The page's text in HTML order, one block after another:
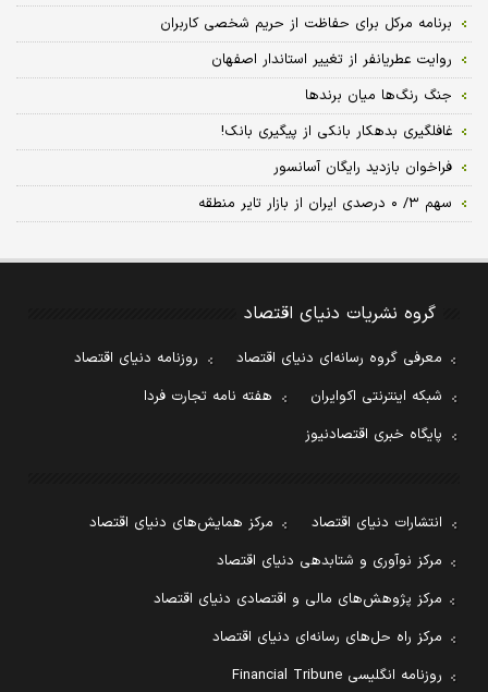
برنامه مرکل برای حفاظت از حریم شخصی کاربران
روایت عطریانفر از تغییر استاندار اصفهان
جنگ رنگ‌ها میان برندها
غافلگیری بدهکار بانکی از پیگیری بانک!
فراخوان بازدید رایگان آسانسور
سهم ۳/ ۰ درصدی ایران از بازار تایر منطقه
گروه نشریات دنیای اقتصاد
معرفی گروه رسانه‌ای دنیای اقتصاد
روزنامه دنیای اقتصاد
شبکه اینترنتی اکوایران
هفته نامه تجارت فردا
پایگاه خبری اقتصادنیوز
انتشارات دنیای اقتصاد
مرکز همایش‌های دنیای اقتصاد
مرکز نوآوری و شتابدهی دنیای اقتصاد
مرکز پژوهش‌های مالی و اقتصادی دنیای اقتصاد
مرکز راه حل‌های رسانه‌ای دنیای اقتصاد
روزنامه انگلیسی Financial Tribune